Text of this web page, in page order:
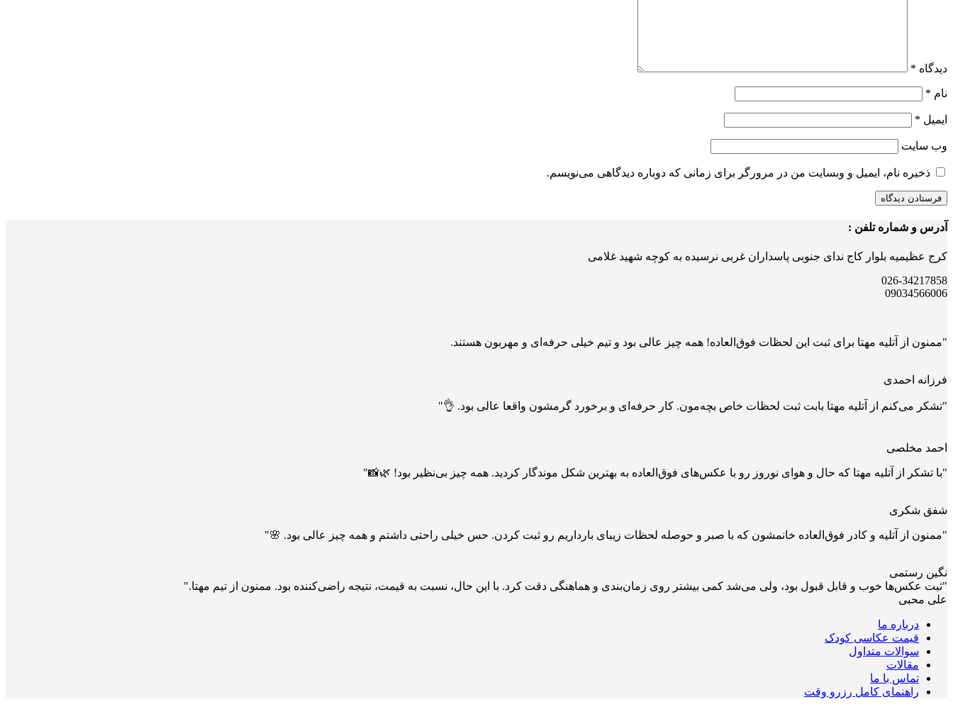
دیدگاه *
نام *
ایمیل *
وب‌ سایت
ذخیره نام، ایمیل و وبسایت من در مرورگر برای زمانی که دوباره دیدگاهی می‌نویسم.
آدرس و شماره تلفن :
کرج عظیمیه بلوار کاج ندای جنوبی پاسداران غربی نرسیده به کوچه شهید غلامی
026-34217858
09034566006
"ممنون از آتلیه مهتا برای ثبت این لحظات فوق‌العاده! همه چیز عالی بود و تیم خیلی حرفه‌ای و مهربون هستند.
فرزانه احمدی
"تشکر می‌کنم از آتلیه مهتا بابت ثبت لحظات خاص بچه‌مون. کار حرفه‌ای و برخورد گرمشون واقعا عالی بود. 👌"
احمد مخلصی
"با تشکر از آتلیه مهتا که حال و هوای نوروز رو با عکس‌های فوق‌العاده به بهترین شکل موندگار کردید. همه چیز بی‌نظیر بود! 🌿📸"
شفق شکری
"ممنون از آتلیه و کادر فوق‌العاده خانمشون که با صبر و حوصله لحظات زیبای بارداریم رو ثبت کردن. حس خیلی راحتی داشتم و همه چیز عالی بود. 🌸"
نگین رستمی
"ثبت عکس‌ها خوب و قابل قبول بود، ولی می‌شد کمی بیشتر روی زمان‌بندی و هماهنگی دقت کرد. با این حال، نسبت به قیمت، نتیجه راضی‌کننده بود. ممنون از تیم مهتا."
علی محبی
درباره ما
قیمت عکاسی کودک
سوالات متداول
مقالات
تماس با ما
راهنمای کامل رزرو وقت